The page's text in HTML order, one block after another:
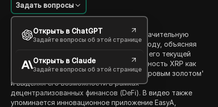
Введение в содержание
Задать вопросы
Открыть в ChatGPT
Задайте вопросы об этой странице
Открыть в Claude
Задайте вопросы об этой странице
В этом видео оратор предсказывает значительную
ценовую цель в $1,000 для XRP к 2030 году, объясняя
потенциал для увеличения в 400 раз от его текущей
цены около $2.50. Он подчеркивает важность XRP как
цифрового актива, сравнивая его с 'цифровым золотом'
и выделяя его возможности в рамках
децентрализованных финансов (DeFi). В видео также
упоминается инновационное приложение EasyA,